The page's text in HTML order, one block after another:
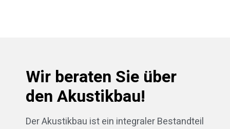
Wir beraten Sie über
den Akustikbau!
Der Akustikbau ist ein integraler Bestandteil